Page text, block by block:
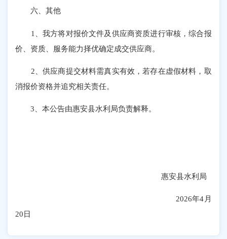
六、其他
1、我方将对报价文件及供应商资质进行审核，综合报
价、资质、服务能力择优确定成交供应商。
2、供应商提交材料需真实有效，若存在虚假材料，取
消报价资格并追究相关责任。
3、本公告由惠安县水利局负责解释。
惠安县水利局
2026年4月
20日